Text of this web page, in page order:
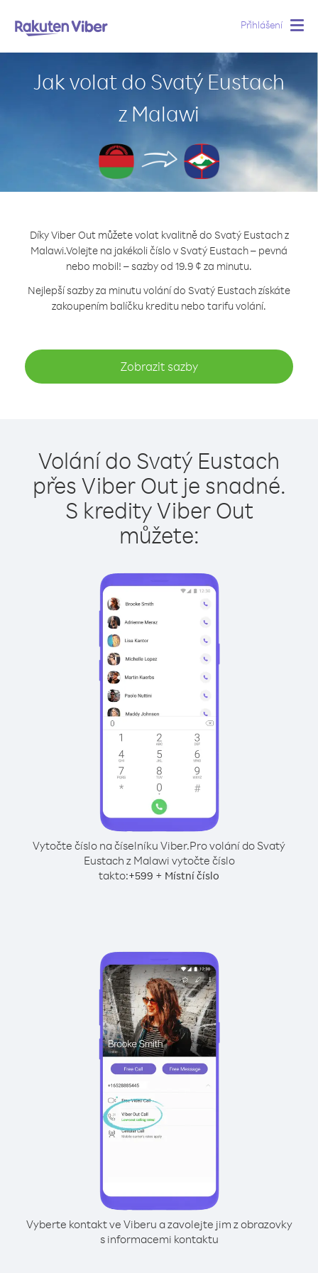
Přihlášení
Jak volat do Svatý Eustach
z Malawi
Díky Viber Out můžete volat kvalitně do Svatý Eustach z
Malawi.Volejte na jakékoli číslo v Svatý Eustach – pevná
nebo mobil! – sazby od 19.9 ¢ za minutu.
Nejlepší sazby za minutu volání do Svatý Eustach získáte
zakoupením balíčku kreditu nebo tarifu volání.
Zobrazit sazby
Volání do Svatý Eustach
přes Viber Out je snadné.
S kredity Viber Out
můžete:
Vytočte číslo na číselníku Viber.Pro volání do Svatý
Eustach z Malawi vytočte číslo
takto:+599 + Místní číslo
Vyberte kontakt ve Viberu a zavolejte jim z obrazovky
s informacemi kontaktu